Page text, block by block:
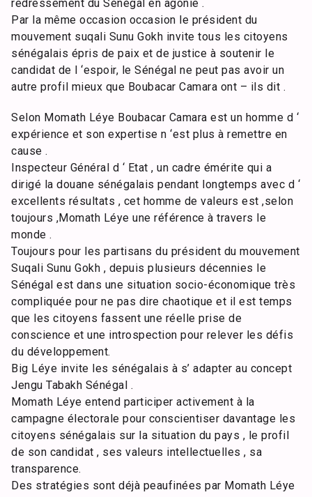
redressement du Sénégal en agonie .
Par la même occasion occasion le président du
mouvement suqali Sunu Gokh invite tous les citoyens
sénégalais épris de paix et de justice à soutenir le
candidat de l ‘espoir, le Sénégal ne peut pas avoir un
autre profil mieux que Boubacar Camara ont – ils dit .
Selon Momath Léye Boubacar Camara est un homme d ‘
expérience et son expertise n ‘est plus à remettre en
cause .
Inspecteur Général d ‘ Etat , un cadre émérite qui a
dirigé la douane sénégalais pendant longtemps avec d ‘
excellents résultats , cet homme de valeurs est ,selon
toujours ,Momath Léye une référence à travers le
monde .
Toujours pour les partisans du président du mouvement
Suqali Sunu Gokh , depuis plusieurs décennies le
Sénégal est dans une situation socio-économique très
compliquée pour ne pas dire chaotique et il est temps
que les citoyens fassent une réelle prise de
conscience et une introspection pour relever les défis
du développement.
Big Léye invite les sénégalais à s’ adapter au concept
Jengu Tabakh Sénégal .
Momath Léye entend participer activement à la
campagne électorale pour conscientiser davantage les
citoyens sénégalais sur la situation du pays , le profil
de son candidat , ses valeurs intellectuelles , sa
transparence.
Des stratégies sont déjà peaufinées par Momath Léye